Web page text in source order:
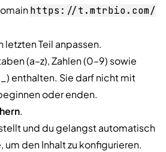
https://t.mtrbio.com/
letzten Teil anpassen.
(a–z), Zahlen (0–9) sowie
enthalten. Sie darf nicht mit
oder enden.
.
und du gelangst automatisch
den Inhalt zu konfigurieren.